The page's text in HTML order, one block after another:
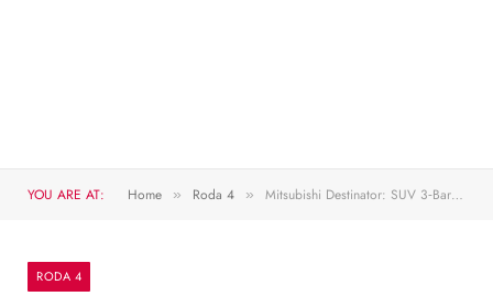
YOU ARE AT: Home » Roda 4 » Mitsubishi Destinator: SUV 3‑Baris yang Mewah dan Tangguh
RODA 4